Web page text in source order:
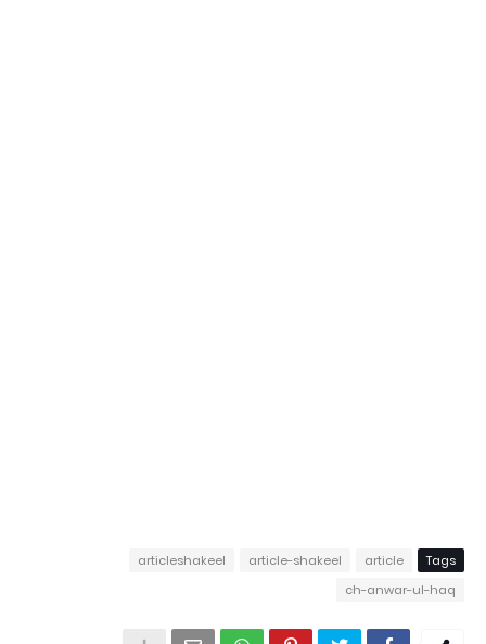
Tags
article
article-shakeel
articleshakeel
ch-anwar-ul-haq